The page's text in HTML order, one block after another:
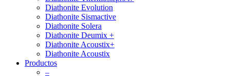
Diathonite Evolution
Diathonite Sismactive
Diathonite Solera
Diathonite Deumix +
Diathonite Acoustix+
Diathonite Acoustix
Productos
–